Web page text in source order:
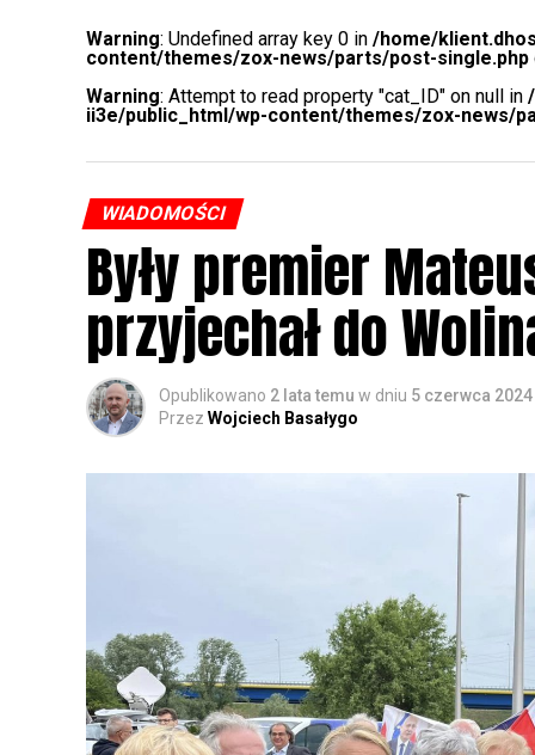
Warning: Undefined array key 0 in /home/
content/themes/zox-news/parts/post-single.php
Warning: Attempt to read property "cat_ID" on null in
ii3e/public_html/wp-content/themes/zox-news/
WIADOMOŚCI
Były premier
przyjechał do
Opublikowano 2 lata temu w dniu 5 czerwca 2024
Przez Wojciech Basałygo